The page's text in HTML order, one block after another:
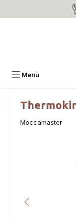
Zum Hauptinhalt
Menü
Moccamaster